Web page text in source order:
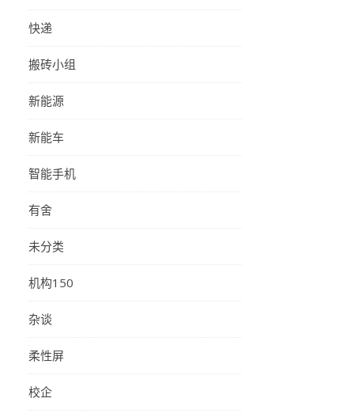
快递
搬砖小组
新能源
新能车
智能手机
有舍
未分类
机构150
杂谈
柔性屏
校企